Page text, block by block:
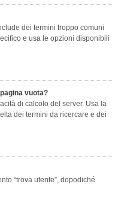
dei termini troppo comuni
e usa le opzioni disponibili
vuota?
di calcolo del server. Usa la
dei termini da ricercare e dei
“trova utente”, dopodiché